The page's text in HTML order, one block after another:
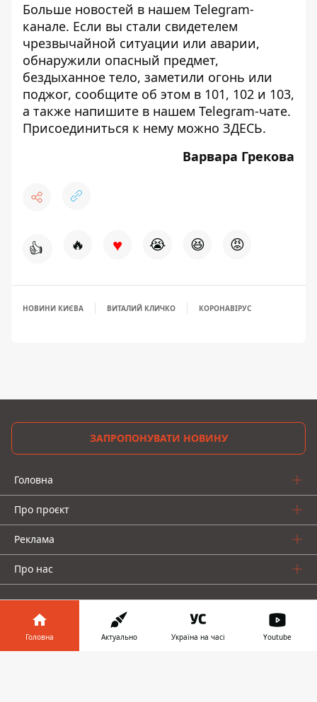
Больше новостей в нашем Telegram-
канале. Если вы стали свидетелем
чрезвычайной ситуации или аварии,
обнаружили опасный предмет,
бездыханное тело, заметили огонь или
поджог, сообщите об этом в 101, 102 и 103,
а также напишите в нашем Telegram-чате.
Присоединиться к нему можно ЗДЕСЬ.
Варвара Грекова
👍 🔥 ♥ 😭 😆 😡
НОВИНИ КИЄВА ВИТАЛИЙ КЛИЧКО КОРОНАВІРУС
ЗАПРОПОНУВАТИ НОВИНУ
Головна
Про проєкт
Реклама
Про нас
Головна Актуально Україна на часі Youtube